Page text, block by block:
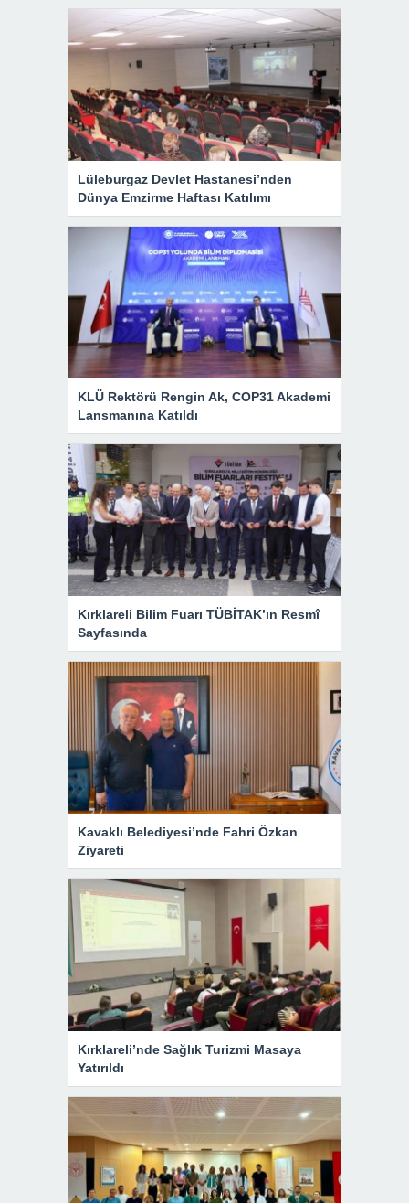
Lüleburgaz Devlet Hastanesi’nden
Dünya Emzirme Haftası Katılımı
KLÜ Rektörü Rengin Ak, COP31 Akademi
Lansmanına Katıldı
Kırklareli Bilim Fuarı TÜBİTAK’ın Resmî
Sayfasında
Kavaklı Belediyesi’nde Fahri Özkan
Ziyareti
Kırklareli’nde Sağlık Turizmi Masaya
Yatırıldı